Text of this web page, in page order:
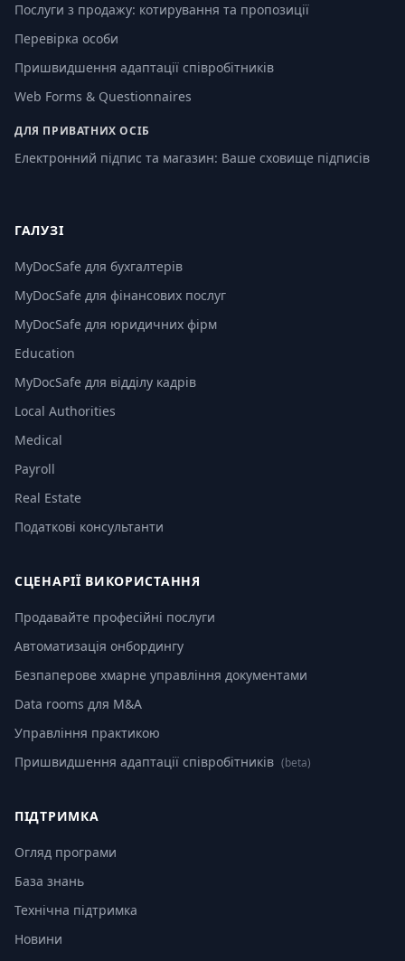
Послуги з продажу: котирування та пропозиції
Перевірка особи
Пришвидшення адаптації співробітників
Web Forms & Questionnaires
ДЛЯ ПРИВАТНИХ ОСІБ
Електронний підпис та магазин: Ваше сховище підписів
ГАЛУЗІ
MyDocSafe для бухгалтерів
MyDocSafe для фінансових послуг
MyDocSafe для юридичних фірм
Education
MyDocSafe для відділу кадрів
Local Authorities
Medical
Payroll
Real Estate
Податкові консультанти
СЦЕНАРІЇ ВИКОРИСТАННЯ
Продавайте професійні послуги
Автоматизація онбордингу
Безпаперове хмарне управління документами
Data rooms для M&A
Управління практикою
Пришвидшення адаптації співробітників (beta)
ПІДТРИМКА
Огляд програми
База знань
Технічна підтримка
Новини